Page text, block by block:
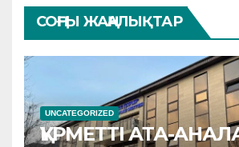
СОҢҒЫ ЖАҢАЛЫҚТАР
UNCATEGORIZED
ҚҰРМЕТТІ АТА-